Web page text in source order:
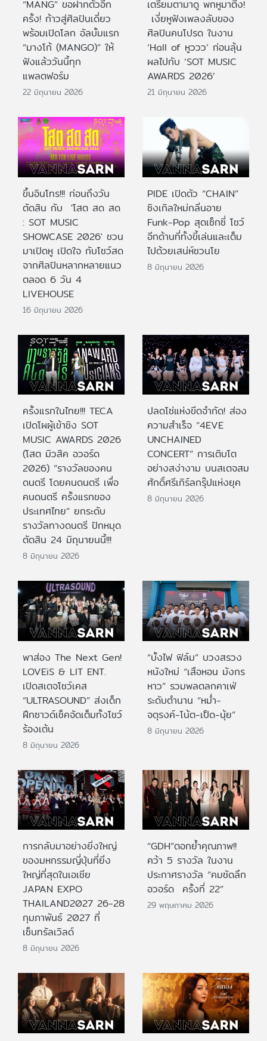
“MANG” ขอฝากตัวอีก
ครั้ง! ก้าวสู่ศิลปินเดี่ยว
พร้อมเปิดโลก อัลบั้มแรก
“มางโก้ (MANGO)” ให้
ฟังแล้ววันนี้ทุก
แพลตฟอร์ม
22 มิถุนายน 2026
เตรียมตามาดู พกหูมาติ่ง!
เงี่ยหูฟังเพลงลับของ
ศิลปินคนโปรด ในงาน
‘Hall of หูววว’ ก่อนลุ้น
ผลไปกับ ‘SOT MUSIC
AWARDS 2026’
21 มิถุนายน 2026
ขึ้นอินโทร!!! ก่อนถึงวัน
ตัดสิน กับ 'โสต สด สด
: SOT MUSIC
SHOWCASE 2026' ชวน
มาเปิดหู เปิดใจ กับโชว์สด
จากศิลปินหลากหลายแนว
ตลอด 6 วัน 4
LIVEHOUSE
16 มิถุนายน 2026
PIDE เปิดตัว “CHAIN”
ซิงเกิลใหม่กลิ่นอาย
Funk-Pop สุดเซ็กซี่ โชว์
อีกด้านที่ทั้งขี้เล่นและเต็ม
ไปด้วยเสน่ห์ชวนโย
8 มิถุนายน 2026
ครั้งแรกในไทย!!! TECA
เปิดโผผู้เข้าชิง SOT
MUSIC AWARDS 2026
(โสต มิวสิค อวอร์ด
2026) “รางวัลของคน
ดนตรี โดยคนดนตรี เพื่อ
คนดนตรี ครั้งแรกของ
ประเทศไทย” ยกระดับ
รางวัลทางดนตรี ปักหมุด
ตัดสิน 24 มิถุนายนนี้!!!
8 มิถุนายน 2026
ปลดโซ่แห่งขีดจำกัด! ส่อง
ความสำเร็จ “4EVE
UNCHAINED
CONCERT” การเติบโต
อย่างสง่างาม บนสเตจสม
ศักดิ์ศรีเกิร์ลกรุ๊ปแห่งยุค
8 มิถุนายน 2026
พาส่อง The Next Gen!
LOVEiS & LIT ENT.
เปิดสเตจโชว์เคส
“ULTRASOUND” ส่งเด็ก
ฝึกซาวด์เช็คจัดเต็มทั้งโชว์
ร้องเต้น
8 มิถุนายน 2026
“บั้งไฟ ฟิล์ม” บวงสรวง
หนังใหม่ “เสือหอน มังกร
หาว” รวมพลตลกคาเฟ่
ระดับตำนาน “หม่ำ-
จตุรงค์-โน้ต-เป็ด-นุ้ย”
8 มิถุนายน 2026
การกลับมาอย่างยิ่งใหญ่
ของมหกรรมญี่ปุ่นที่ยิ่ง
ใหญ่ที่สุดในเอเชีย
JAPAN EXPO
THAILAND2027 26-28
กุมภาพันธ์ 2027 ที่
เซ็นทรัลเวิลด์
8 มิถุนายน 2026
“GDH”ตอกย้ำคุณภาพ!!
คว้า 5 รางวัล ในงาน
ประกาศรางวัล “คมชัดลึก
อวอร์ด ครั้งที่ 22”
29 พฤษภาคม 2026